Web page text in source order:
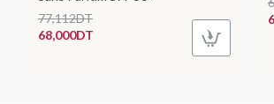
68,000DT
77,112DT